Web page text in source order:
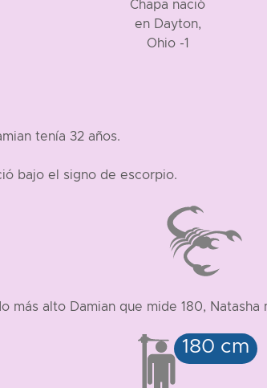
tenía 32 años.
bajo el signo de escorpio.
alto Damian que mide 180, Natasha